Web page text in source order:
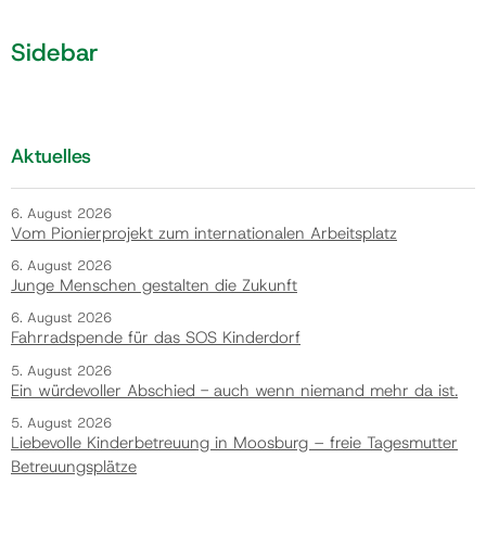
Sidebar
Aktuelles
6. August 2026
Vom Pionierprojekt zum internationalen Arbeitsplatz
6. August 2026
Junge Menschen gestalten die Zukunft
6. August 2026
Fahrradspende für das SOS Kinderdorf
5. August 2026
Ein würdevoller Abschied - auch wenn niemand mehr da ist.
5. August 2026
Liebevolle Kinderbetreuung in Moosburg – freie Tagesmutter
Betreuungsplätze